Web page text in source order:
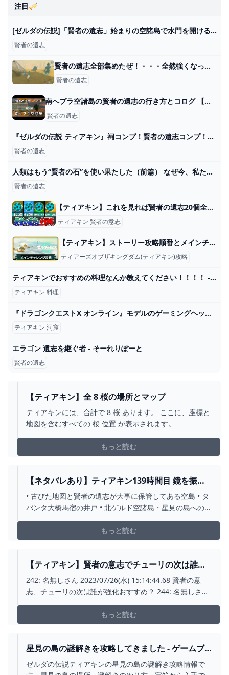
注目🎺
[ゼルダの伝説]「賢者の遺志」始まりの空諸島で水門を開ける - YouTube
賢者の遺志
賢者の遺志全部集めたぜ！・・・全然強くなった気がしねぇｗｗｗ - ゼルダの伝説まとめ速報｜ティアキン｜ブレワイ
賢者の遺志
南へブラ空諸島の賢者の遺志の行き方とコログ 【ティアキン攻略】 - YouTube
賢者の遺志
『ゼルダの伝説 ティアキン』祠コンプ！賢者の遺志コンプ！装備集めまくり！コーガ様もボコボコにして決戦準備は今度こそ完了･･･！【プレイ日記10】 : もゲつぶ。【元ゲーム情報サイト編集者のつぶやき。】
賢者の遺志
人類はもう“賢者の石”を使い果たした（前篇） なぜ今、私たちは未来をこれほど不安に感じるのか? ダイヤモンド・オンライン
賢者の遺志
【ティアキン】これを見れば賢者の遺志20個全部集まる！全回収ツアー - YouTube
ティアキン 賢者の意志
【ティアキン】ストーリー攻略順番とメインチャレンジ一覧【ゼルダの伝説ティアーズオブザキングダム】
ティアーズオブザキングダム(ティアキン)攻略
ティアキンでおすすめの料理なんか教えてください！！！！ - ゼルダの伝説まとめ速報｜ティアキン｜ブレワイ
ティアキン 料理
『ドラゴンクエストX オンライン』モデルのゲーミングヘッドセットが登場。爽やかなライトブルーのハウジングにはスライムがデザイン【ドラクエ】 - 電撃オンライン
ティアキン 洞窟
エラゴン 遺志を継ぐ者 - そーれりぽーと
賢者の遺志
【ティアキン】全 8 桜の場所とマップ
ティアキンには、合計で 8 桜 あります。 ここに、座標と
地図を含むすべての 桜 位置 が表示されます。
もっと読む
【ネタバレあり】ティアキン139時間目 鏡を振る
って名もない島で賢者の遺志と星見の島でマヤシ
アラの祠、きょ京都～！？
• 古びた地図と賢者の遺志が大事に保管してある空島 • タ
バンタ大橋馬宿の井戸 • 北ゲルド空諸島・星見の島への
管してある空島ゲルド方面の空島でラカショゴの祠をク
リアしたあと、近くにあったゾナウギア製造機を使用し
縦棹、杭などが手に入る2階建てのような謎めいた空島が
あった（およその場所 -1945-18151142）木の根を切らな
いと入れない、光を当て続けることで動くスイッチがあ
る、兵隊ゴーレムがいるこれはあやしいとりあえず、最
初にみつけた宝箱に古びた地図があったこれは貴重だな
あ古びた地図が普通にある更に、光を当て続けることで
使う開いた場所の中にも宝箱中身は賢者の遺志このくら
い厳重であれば重要度を納得できる賢者の遺志すごい満
足タバンタ大橋馬宿の井戸このサイトに井戸一覧を作っ
もっと読む
【ティアキン】賢者の意志でチューリの次は誰が
強化おすすめ？ ゼルダの伝説ティアキンまとめっ
ち ゼルダの伝説ティアーズ オブ ザ キングダム
242: 名無しさん 2023/07/26(水) 15:14:44.68 賢者の意
志、チューリの次は誰が強化おすすめ？ 244: 名無しさん
もっと読む
星見の島の謎解きを攻略してきました - ゲームブ
ログちゅこっと陽だまる
ゼルダの伝説ティアキンの星見の島の謎解き攻略情報で